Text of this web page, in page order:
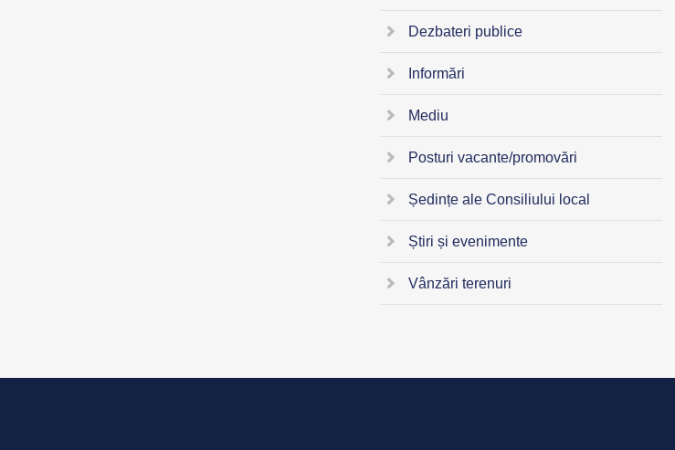
Dezbateri publice
Informări
Mediu
Posturi vacante/promovări
Ședințe ale Consiliului local
Știri și evenimente
Vânzări terenuri